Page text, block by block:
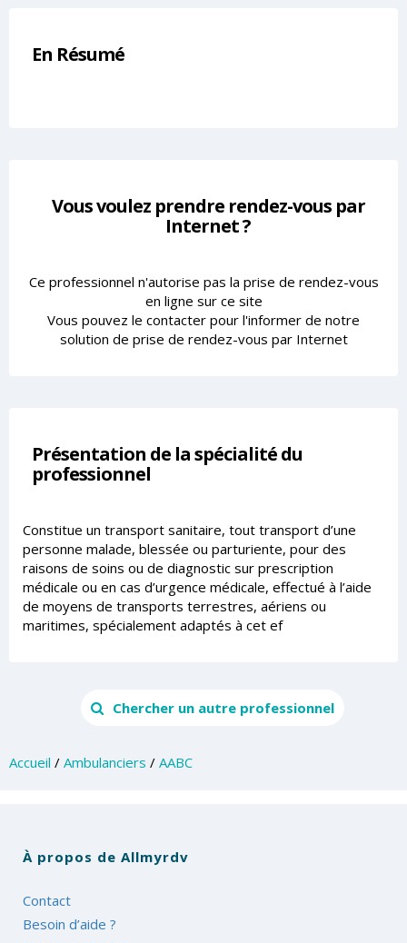
En Résumé
Vous voulez prendre rendez-vous par
Internet ?
Ce professionnel n'autorise pas la prise de rendez-vous
en ligne sur ce site
Vous pouvez le contacter pour l'informer de notre
solution de prise de rendez-vous par Internet
Présentation de la spécialité du
professionnel
Constitue un transport sanitaire, tout transport d’une
personne malade, blessée ou parturiente, pour des
raisons de soins ou de diagnostic sur prescription
médicale ou en cas d’urgence médicale, effectué à l’aide
de moyens de transports terrestres, aériens ou
maritimes, spécialement adaptés à cet ef
Chercher un autre professionnel
Accueil / Ambulanciers / AABC
À propos de Allmyrdv
Contact
Besoin d’aide ?